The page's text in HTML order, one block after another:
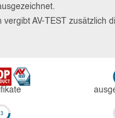
vergibt AV-TEST zusätzlich